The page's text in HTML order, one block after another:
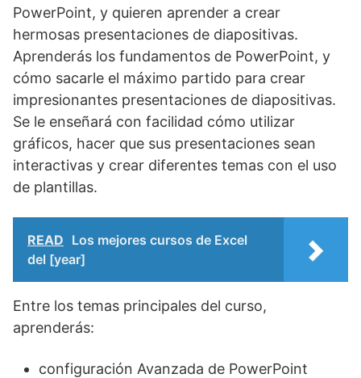
PowerPoint, y quieren aprender a crear
hermosas presentaciones de diapositivas.
Aprenderás los fundamentos de PowerPoint, y
cómo sacarle el máximo partido para crear
impresionantes presentaciones de diapositivas.
Se le enseñará con facilidad cómo utilizar
gráficos, hacer que sus presentaciones sean
interactivas y crear diferentes temas con el uso
de plantillas.
READ Los mejores cursos de Excel
del [year]
Entre los temas principales del curso,
aprenderás:
configuración Avanzada de PowerPoint